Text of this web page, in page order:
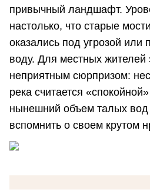
привычный ландшафт.
настолько, что старые
оказались под угрозой
воду. Для местных жителей
неприятным сюрпризом:
река считается
нынешний объем талых вод
вспомнить о своем крутом